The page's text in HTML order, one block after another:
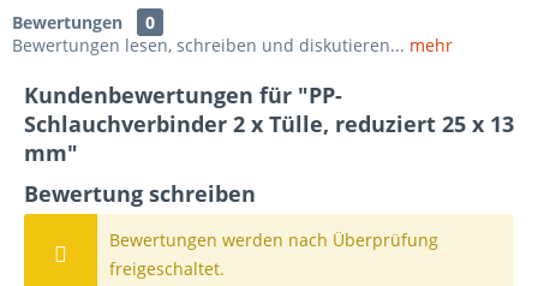
Bewertungen
0
Bewertungen lesen, schreiben und diskutieren... mehr
Kundenbewertungen für "PP-
Schlauchverbinder 2 x Tülle, reduziert 25 x 13
mm"
Bewertung schreiben
Bewertungen werden nach Überprüfung
freigeschaltet.